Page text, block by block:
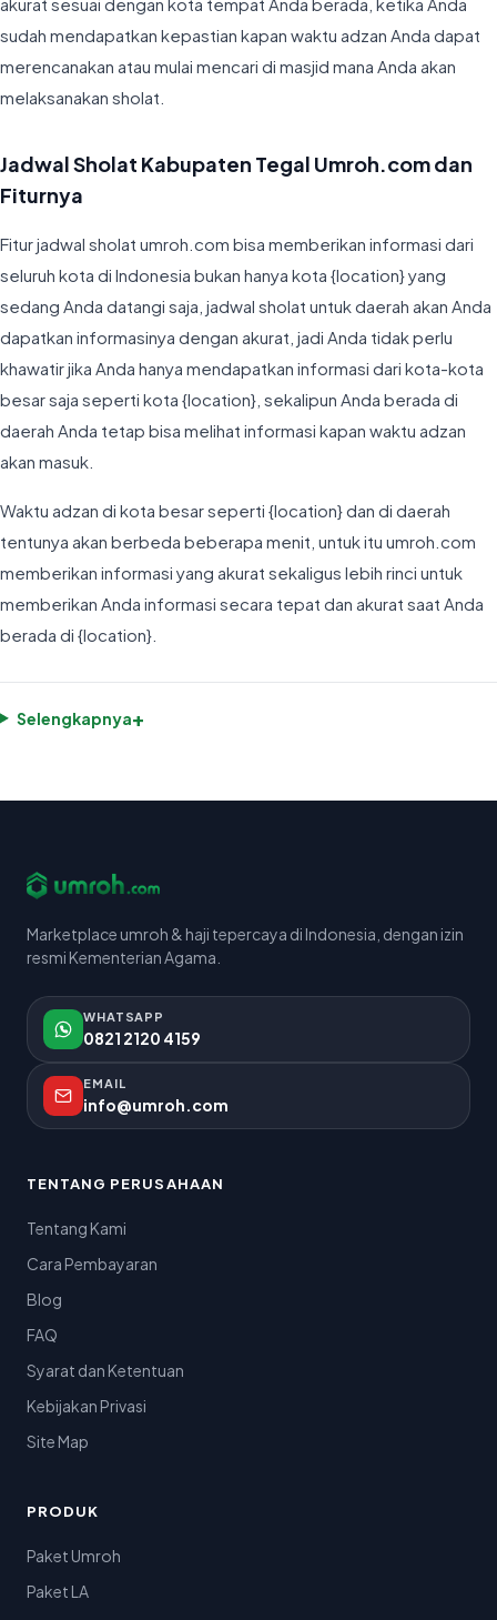
sudah mendapatkan kepastian kapan waktu adzan Anda dapat
merencanakan atau mulai mencari di masjid mana Anda akan
melaksanakan sholat.
Jadwal Sholat Kabupaten Tegal Umroh.com dan
Fiturnya
Fitur jadwal sholat umroh.com bisa memberikan informasi dari
seluruh kota di Indonesia bukan hanya kota {location} yang
sedang Anda datangi saja, jadwal sholat untuk daerah akan Anda
dapatkan informasinya dengan akurat, jadi Anda tidak perlu
khawatir jika Anda hanya mendapatkan informasi dari kota-kota
besar saja seperti kota {location}, sekalipun Anda berada di
daerah Anda tetap bisa melihat informasi kapan waktu adzan
akan masuk.
Waktu adzan di kota besar seperti {location} dan di daerah
tentunya akan berbeda beberapa menit, untuk itu umroh.com
memberikan informasi yang akurat sekaligus lebih rinci untuk
memberikan Anda informasi secara tepat dan akurat saat Anda
berada di {location}.
Selengkapnya+
Marketplace umroh & haji tepercaya di Indonesia, dengan izin
resmi Kementerian Agama.
WHATSAPP
0821 2120 4159
EMAIL
info@umroh.com
TENTANG PERUSAHAAN
Tentang Kami
Cara Pembayaran
Blog
FAQ
Syarat dan Ketentuan
Kebijakan Privasi
Site Map
PRODUK
Paket Umroh
Paket LA